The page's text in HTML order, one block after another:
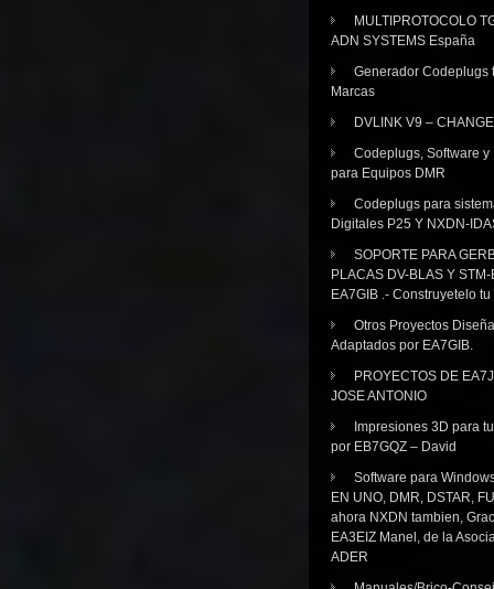
MULTIPROTOCOLO
ADN SYSTEMS España
Generador Codeplugs
Marcas
DVLINK V9 –
Codeplugs, Software y
para Equipos DMR
Codeplugs para
Digitales P25 Y NXDN-
SOPORTE PARA
PLACAS DV-BLAS Y
EA7GIB .- Construyetelo
Otros Proyectos
Adaptados por EA7GIB.
PROYECTOS DE
JOSE ANTONIO
Impresiones 3D para
por EB7GQZ – David
Software para
EN UNO, DMR, DSTAR,
ahora NXDN tambien,
EA3EIZ Manel, de la
ADER